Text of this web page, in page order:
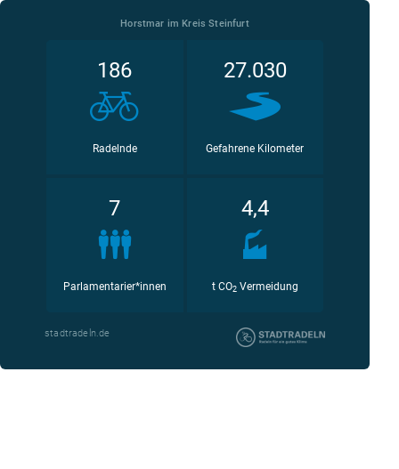
Horstmar im Kreis Steinfurt
186
Radelnde
27.030
Gefahrene Kilometer
7
Parlamentarier*innen
4,4
t CO2Vermeidung
stadtradeln.de